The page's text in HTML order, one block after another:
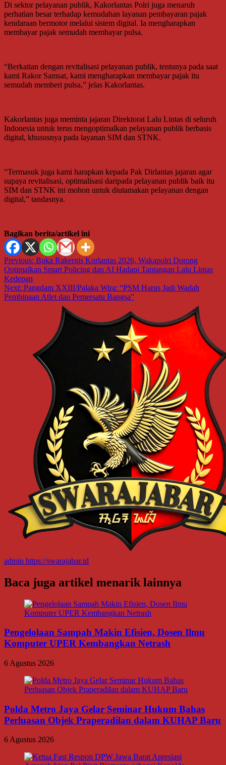
Di sektor pelayanan publik, Kakorlantas Polri juga menaruh
perhatian besar terhadap kemudahan layanan pembayaran pajak
kendaraan bermotor melalui sistem digital. Ia mengharapkan
membayar pajak semudah membayar pulsa.
“Berkaitan dengan revitalisasi pelayanan publik, tentunya pada saat
kami Rakor Samsat, kami mengharapkan membayar pajak itu
semudah memberi pulsa,” jelas Kakorlantas.
Kakorlantas juga meminta jajaran Direktorat Lalu Lintas di seluruh
Indonesia untuk terus mengoptimalkan pelayanan publik berbasis
digital, khususnya pada layanan SIM dan STNK.
“Termasuk juga kami harapkan kepada Pak Dirlantas jajaran agar
supaya revitalisasi, optimalisasi daripada pelayanan publik baik itu
SIM dan STNK ini mohon untuk diutamakan pelayanan dengan
digital,” tandasnya.
Bagikan berita/artikel ini
Navigasi
pos
Previous: Buka Rakernis Korlantas 2026, Wakapolri Dorong
Optimalkan Smart Policing dan AI Hadapi Tantangan Lalu Lintas
Kedepan
Next: Pangdam XXIII/Palaka Wira: “PSM Harus Jadi Wadah
Pembinaan Atlet dan Pemersatu Bangsa”
admin https://swarajabar.id
Baca juga artikel menarik lainnya
Pengelolaan Sampah Makin Efisien, Dosen Ilmu
Komputer UPER Kembangkan Netrash
6 Agustus 2026
Polda Metro Jaya Gelar Seminar Hukum Bahas
Perluasan Objek Praperadilan dalam KUHAP Baru
6 Agustus 2026